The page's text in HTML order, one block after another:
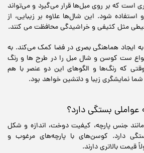
است که بر روی مبل‌ها قرار می‌گیرد و می‌تواند
شود. این شال‌ها علاوه بر زیبایی، از
مثل کثیفی و خراشیدگی محافظت می کنند.
هماهنگی بصری در فضا کمک می‌کند. به
ست کوسن و شال مبل را در طرح ها و رنگ
که رنگ‌ها و الگوهای این دو عنصر با هم
نمایشگری زیبا و دلنشین خواهد بود.
بستگی دارد؟
جنس پارچه، کیفیت دوخت، اندازه و شکل
دارد. کوسن‌های با پارچه‌های مرغوب و
قیمت بالاتری دارند.